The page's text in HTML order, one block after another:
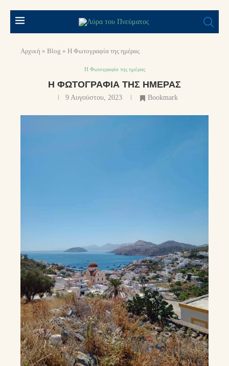
Αρχική » Blog » Η Φωτογραφία της ημέρας
Η Φωτογραφία της ημέρας
Η ΦΩΤΟΓΡΑΦΊΑ ΤΗΣ ΗΜΈΡΑΣ
9 Αυγούστου, 2023 Bookmark